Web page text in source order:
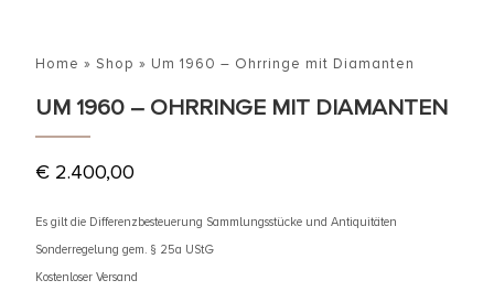
Home » Shop » Um 1960 – Ohrringe mit Diamanten
UM 1960 – OHRRINGE MIT DIAMANTEN
€ 2.400,00
Es gilt die Differenzbesteuerung Sammlungsstücke und Antiquitäten
Sonderregelung gem. § 25a UStG
Kostenloser Versand